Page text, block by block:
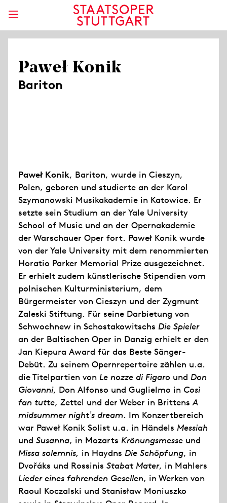
Paweł Konik
Bariton
Paweł Konik, Bariton, wurde in Cieszyn,
Polen, geboren und studierte an der Karol
Szymanowski Musikakademie in Katowice. Er
setzte sein Studium an der Yale University
School of Music und an der Opernakademie
der Warschauer Oper fort. Paweł Konik wurde
von der Yale University mit dem renommierten
Horatio Parker Memorial Prize ausgezeichnet.
Er erhielt zudem künstlerische Stipendien vom
polnischen Kulturministerium, dem
Bürgermeister von Cieszyn und der Zygmunt
Zaleski Stiftung. Für seine Darbietung von
Schwochnew in Schostakowitschs Die Spieler
an der Baltischen Oper in Danzig erhielt er den
Jan Kiepura Award für das Beste Sänger-
Debüt. Zu seinem Opernrepertoire zählen u.a.
die Titelpartien von Le nozze di Figaro und Don
Giovanni, Don Alfonso und Guglielmo in Così
fan tutte, Zettel und der Weber in BrittensA
midsummer nightʼs dream. Im Konzertbereich
war Paweł Konik Solist u.a. in Händels Messiah
und Susanna, in Mozarts Krönungsmesse und
Missa solemnis, in Haydns Die Schöpfung, in
Dvořáks und Rossinis Stabat Mater, in Mahlers
Lieder eines fahrenden Gesellen, in Werken von
Raoul Koczalski und Stanisław Moniuszko